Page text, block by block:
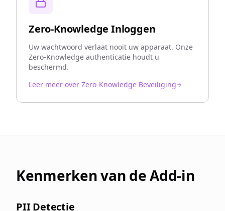
Zero-Knowledge Inloggen
Uw wachtwoord verlaat nooit uw apparaat. Onze
Zero-Knowledge authenticatie houdt u
beschermd.
Leer meer over Zero-Knowledge Beveiliging
Kenmerken van de Add-in
PII Detectie